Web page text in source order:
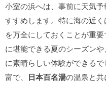
小室の浜へは、事前に天気
すすめします。特に海の近
を万全にしておくことが重
に堪能できる夏のシーズン
に素晴らしい体験ができる
富で、 日本百名湯の温泉と